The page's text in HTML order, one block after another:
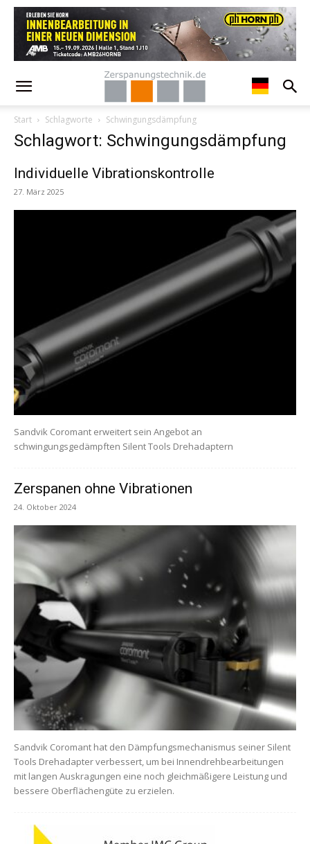
Start Schlagworte Schwingungsdämpfung
Schlagwort: Schwingungsdämpfung
Individuelle Vibrationskontrolle
27. März 2025
Sandvik Coromant erweitert sein Angebot an
schwingungsgedämpften Silent Tools Drehadaptern
Zerspanen ohne Vibrationen
24. Oktober 2024
Sandvik Coromant hat den Dämpfungsmechanismus seiner Silent
Tools Drehadapter verbessert, um bei Innendrehbearbeitungen
mit langen Auskragungen eine noch gleichmäßigere Leistung und
bessere Oberflächengüte zu erzielen.